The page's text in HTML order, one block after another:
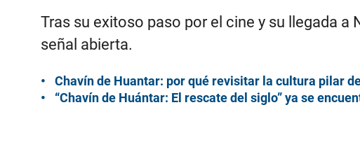
Tras su exitoso paso por el cine y su llegada
señal abierta.
Chavín de Huantar: por qué revisitar la cultura pilar
“Chavín de Huántar: El rescate del siglo” ya se